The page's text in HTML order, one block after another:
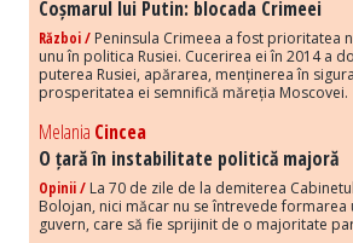
Coșmarul lui Putin: blocada Crimeei
Război / Peninsula Crimeea a fost prioritatea
unu în politica Rusiei. Cucerirea ei în 2014 a
puterea Rusiei, apărarea, menținerea în
prosperitatea ei semnifică măreția Moscovei.
Melania Cincea
O țară în instabilitate politică majoră
Opinii / La 70 de zile de la demiterea
Bolojan, nici măcar nu se întrevede formarea
guvern, care să fie sprijinit de o majoritate